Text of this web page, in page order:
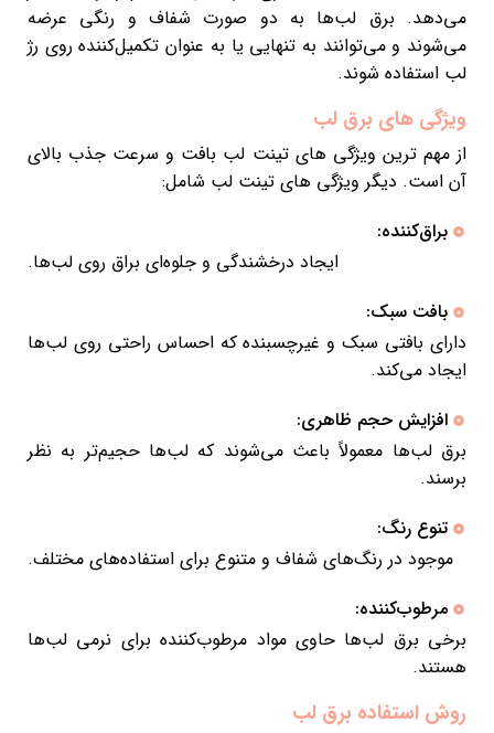
می‌دهد. برق لب‌ها به دو صورت شفاف و رنگی عرضه
می‌شوند و می‌توانند به تنهایی یا به عنوان تکمیل‌کننده روی رژ
لب استفاده شوند.
ویژگی های برق لب
از مهم ترین ویژگی های تینت لب بافت و سرعت جذب بالای
آن است. دیگر ویژگی های تینت لب شامل:
براق‌کننده:
ایجاد درخشندگی و جلوه‌ای براق روی لب‌ها.
بافت سبک:
دارای بافتی سبک و غیرچسبنده که احساس راحتی روی لب‌ها
ایجاد می‌کند.
افزایش حجم ظاهری:
برق لب‌ها معمولاً باعث می‌شوند که لب‌ها حجیم‌تر به نظر
برسند.
تنوع رنگ:
موجود در رنگ‌های شفاف و متنوع برای استفاده‌های مختلف.
مرطوب‌کننده:
برخی برق لب‌ها حاوی مواد مرطوب‌کننده برای نرمی لب‌ها
هستند.
روش استفاده برق لب